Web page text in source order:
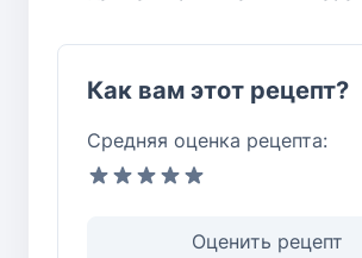
Как вам этот рецепт?
Средняя оценка рецепта:
Оценить рецепт